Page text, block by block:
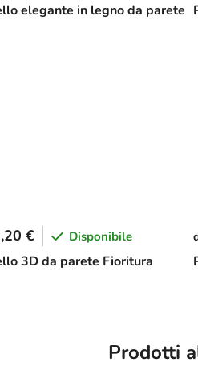
elegante in legno da parete
3D da parete Fioritura
€ Disponibile
Prodotti